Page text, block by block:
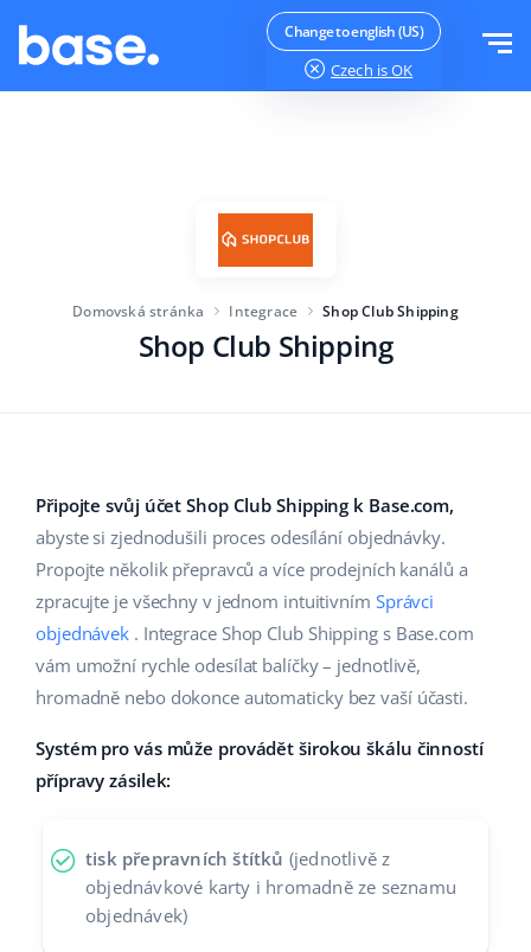
Change to english (US)
Czech is OK
Produktový manažer
Správa přepravy
Automatizace procesů
Base Connect
AI pro e-commerce
Base Analytics
Pro začínající e-commerce
Domov a zahrada
Výrobky pro děti
Elektronika
Automobilové díly
Supermarket
Móda
Podpora
Akademie
Blog
Kalendář webinářů a eventů
Služby
Audit účtu
Čeština
english (US)
english (GB)
english (IN)
deutsch
español (AR)
Přihlásit se
Domovská stránka Integrace Shop Club Shipping
Shop Club Shipping
Připojte svůj účet Shop Club Shipping k Base.com,
abyste si zjednodušili proces odesílání objednávky.
Propojte několik přepravců a více prodejních kanálů a
zpracujte je všechny v jednom intuitivním Správci
objednávek . Integrace Shop Club Shipping s Base.com
vám umožní rychle odesílat balíčky – jednotlivě,
hromadně nebo dokonce automaticky bez vaší účasti.
Systém pro vás může provádět širokou škálu činností
přípravy zásilek:
tisk přepravních štítků (jednotlivě z
objednávkové karty i hromadně ze seznamu
objednávek)